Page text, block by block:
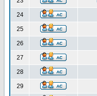
24
25
26
27
28
29